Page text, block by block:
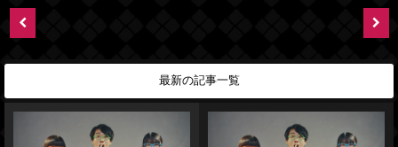
最新の記事一覧